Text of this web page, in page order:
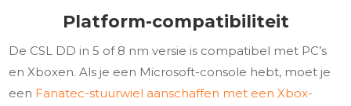
Platform-compatibiliteit
De CSL DD in 5 of 8 nm versie is compatibel met PC’s
en Xboxen. Als je een Microsoft-console hebt, moet je
een Fanatec-stuurwiel aanschaffen met een Xbox-